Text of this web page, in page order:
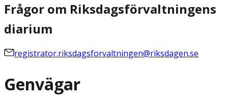
Frågor om Riksdagsförvaltningens
diarium
registrator.riksdagsforvaltningen@riksdagen.se
Genvägar